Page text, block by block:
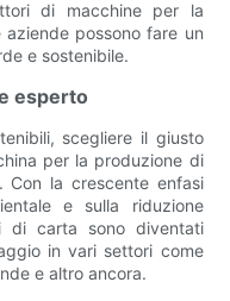
di macchine per la
possono fare un
e sostenibile.
esperto
scegliere il giusto
per la produzione di
Con la crescente enfasi
e sulla riduzione
di carta sono diventati
in vari settori come
e altro ancora.